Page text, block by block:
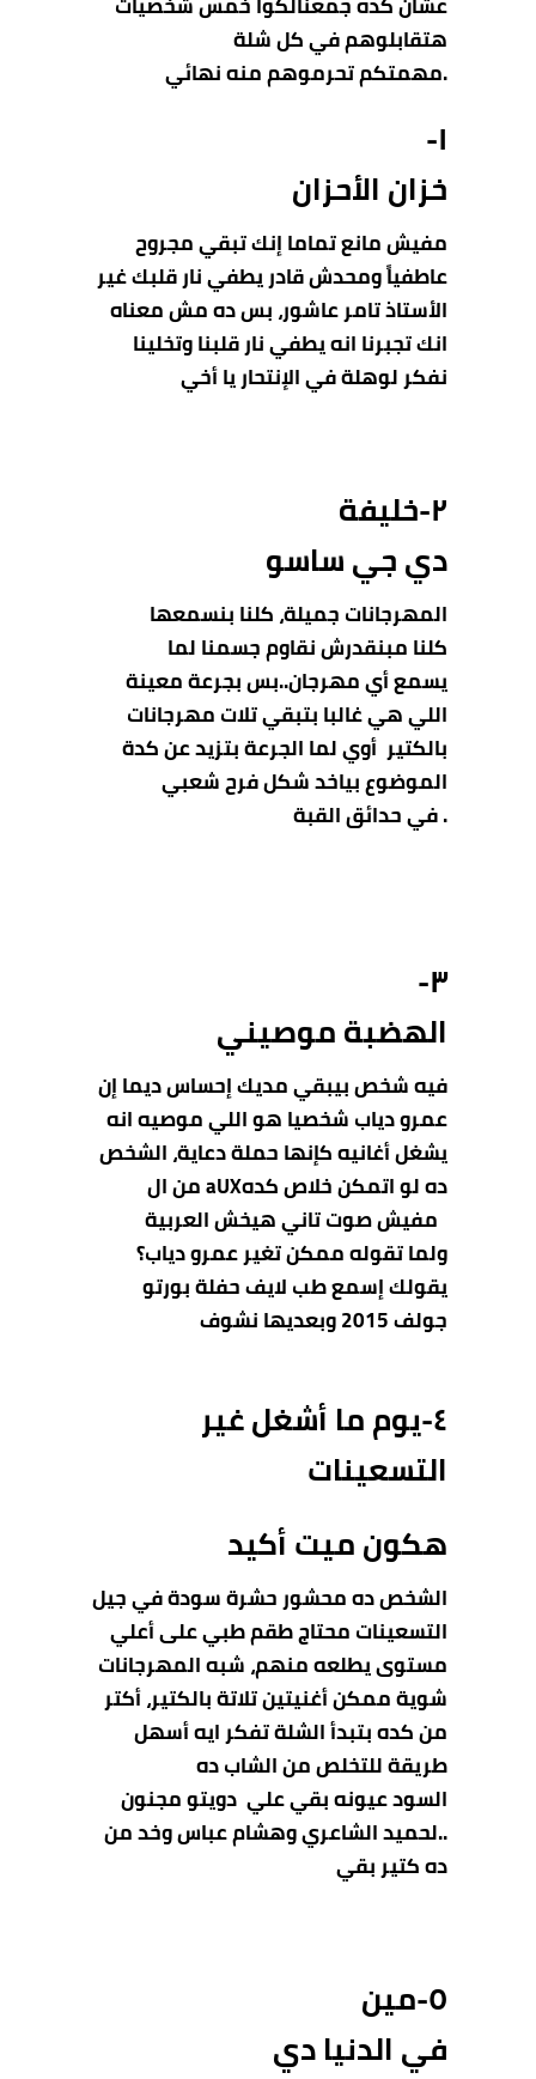
هتقابلوهم في كل شلة
.مهمتكم تحرموهم منه نهائي
١-
خزانالأحزان
مفيش مانع تماما إنك تبقي مجروح
عاطفياً ومحدش قادر يطفي نار قلبك غير
الأستاذ تامر عاشور، بس ده مش معناه
انك تجبرنا انه يطفي نار قلبنا وتخلينا
نفكر لوهلة في الإنتحار يا أخي
٢-خليفة
دي جي ساسو
المهرجانات جميلة، كلنا بنسمعها
كلنا مبنقدرش نقاوم جسمنالما
يسمع أي مهرجان..بس بجرعة معينة
اللي هي غالبا بتبقي تلات مهرجانات
بالكتير أوي لما الجرعة بتزيد عن كدة
الموضوع بياخد شكل فرح شعبي
. في حدائق القبة
٣-
الهضبة موصيني
فيه شخص بيبقي مديك إحساس ديما إن
عمرو دياب شخصيا هو اللي موصيه انه
يشغل أغانيه كإنهاحملة دعاية، الشخص
ده لو اتمكن خلاص كدهaUX من ال
مفيش صوت تاني هيخش العربية
ولما تقوله ممكن تغير عمرو دياب؟
يقولك إسمع طب لايف حفلة بورتو
جولف 2015 وبعديها نشوف
٤-يوم
ما أشغل غير
التسعينات
هكون ميت أكيد
الشخص ده محشور حشرة سودة في جيل
التسعينات محتاج طقم طبي على أعلي
مستوى يطلعه منهم، شبه المهرجانات
شوية ممكن أغنيتين تلاتة بالكتير، أكتر
من كده بتبدأ الشلة تفكر ايه أسهل
طريقة للتخلص من الشاب ده
السود عيونه بقي علي دويتو مجنون
..لحميد الشاعري وهشام عباس وخد من
ده كتير بقي
٥-مين
في الدنيا دي